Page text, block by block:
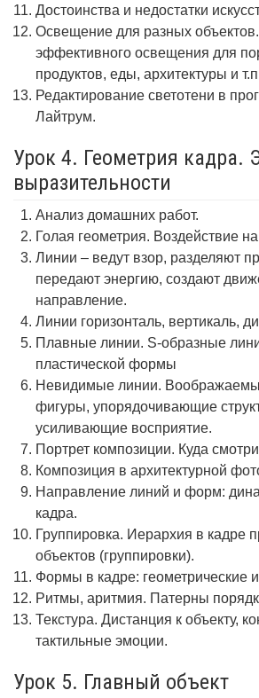
Достоинства и недостатки
Освещение для разных
эффективного освещения для
продуктов, еды, архитектуры и
Редактирование светотени в
Лайтрум.
Урок 4. Геометрия кадра.
выразительности
Анализ домашних работ.
Голая геометрия. Воздействие
Линии – ведут взор, разделяют
передают энергию, создают
направление.
Линии горизонталь, вертикаль,
Плавные линии. S-образные
пластической формы
Невидимые линии.
фигуры, упорядочивающие
усиливающие восприятие.
Портрет композиции. Куда
Композиция в архитектурной
Направление линий и форм:
кадра.
Группировка. Иерархия в кадре
объектов (группировки).
Формы в кадре: геометрические
Ритмы, аритмия. Патерны
Текстура. Дистанция к объекту,
тактильные эмоции.
Урок 5. Главный объект